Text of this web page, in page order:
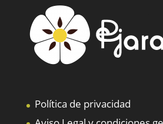
Política de privacidad